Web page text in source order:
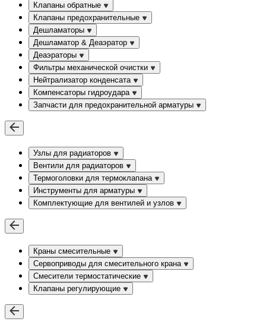
Клапаны обратные
Клапаны предохранительные
Дешламаторы
Дешламатор & Деаэратор
Деаэраторы
Фильтры механической очистки
Нейтрализатор конденсата
Компенсаторы гидроудара
Запчасти для предохранительной арматуры
Узлы для радиаторов
Вентили для радиаторов
Термоголовки для термоклапана
Инструменты для арматуры
Комплектующие для вентилей и узлов
Краны смесительные
Сервоприводы для смесительного крана
Смесители термостатические
Клапаны регулирующие